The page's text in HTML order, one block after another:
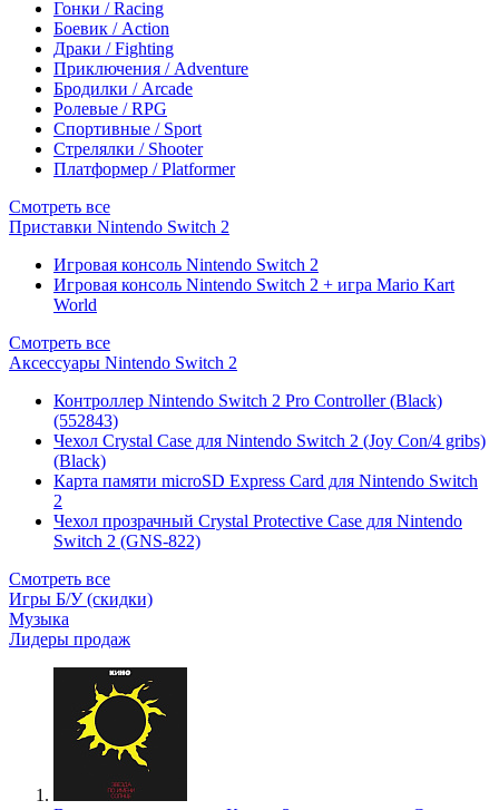
Гонки / Racing
Боевик / Action
Драки / Fighting
Приключения / Adventure
Бродилки / Arcade
Ролевые / RPG
Спортивные / Sport
Стрелялки / Shooter
Платформер / Platformer
Смотреть все
Приставки Nintendo Switch 2
Игровая консоль Nintendo Switch 2
Игровая консоль Nintendo Switch 2 + игра Mario Kart
World
Смотреть все
Аксессуары Nintendo Switch 2
Контроллер Nintendo Switch 2 Pro Controller (Black)
(552843)
Чехол Сrystal Сase для Nintendo Switch 2 (Joy Con/4 gribs)
(Black)
Карта памяти microSD Express Card для Nintendo Switch
2
Чехол прозрачный Crystal Protective Case для Nintendo
Switch 2 (GNS-822)
Смотреть все
Игры Б/У (скидки)
Музыка
Лидеры продаж